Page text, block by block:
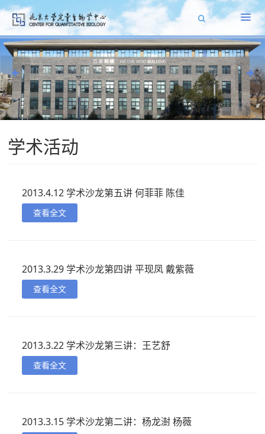
学术活动
2013.4.12 学术沙龙第五讲 何菲菲 陈佳
查看全文
2013.3.29 学术沙龙第四讲 平现凤 戴紫薇
查看全文
2013.3.22 学术沙龙第三讲：王艺舒
查看全文
2013.3.15 学术沙龙第二讲：杨龙澍 杨薇